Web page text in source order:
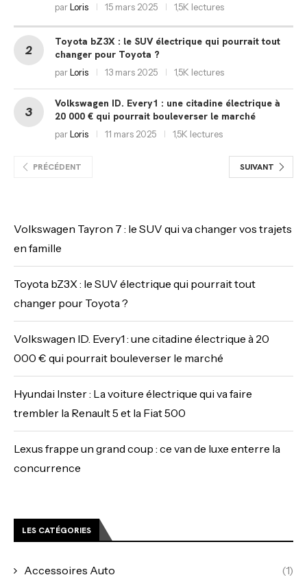
parLoris 15 mars 2025 1,5K lectures
Toyota bZ3X : le SUV électrique qui pourrait tout
changer pour Toyota ?
parLoris 13 mars 2025 1,5K lectures
Volkswagen ID. Every1 : une citadine électrique à
20 000 € qui pourrait bouleverser le marché
parLoris 11 mars 2025 1,5K lectures
PRÉCÉDENT SUIVANT
Volkswagen Tayron 7 : le SUV qui va changer vos trajets
en famille
Toyota bZ3X : le SUV électrique qui pourrait tout
changer pour Toyota ?
Volkswagen ID. Every1 : une citadine électrique à 20
000 € qui pourrait bouleverser le marché
Hyundai Inster : La voiture électrique qui va faire
trembler la Renault 5 et la Fiat 500
Lexus frappe un grand coup : ce van de luxe enterre la
concurrence
LES CATÉGORIES
Accessoires Auto (1)